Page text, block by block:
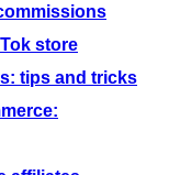
store
tips and tricks